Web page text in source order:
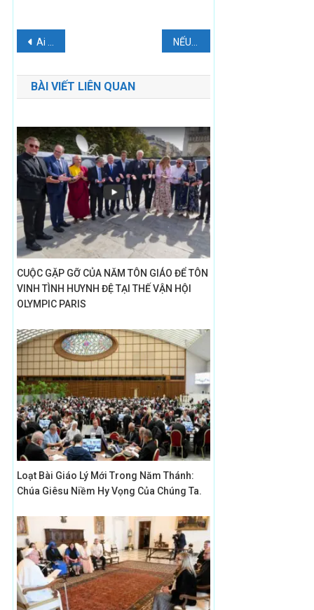
Điều
hướng
bài
viết
Ai là người lớn hơn hết? – Suy tư Tin Mừng Chúa Nhật 25 Thường Niên năm B NẾU 2+2=4, VẬY THIÊN CHÚA HIỆN HỮU
BÀI VIẾT LIÊN QUAN
CUỘC GẶP GỠ CỦA NĂM TÔN GIÁO ĐỂ TÔN
VINH TÌNH HUYNH ĐỆ TẠI THẾ VẬN HỘI
OLYMPIC PARIS
Loạt Bài Giáo Lý Mới Trong Năm Thánh:
Chúa Giêsu Niềm Hy Vọng Của Chúng Ta.